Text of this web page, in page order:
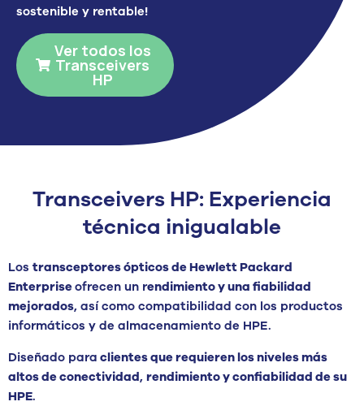
sostenible y rentable!
Ver todos los
Transceivers
HP
Transceivers HP: Experiencia
técnica inigualable
Los transceptores ópticos de Hewlett Packard
Enterpriseofrecen un rendimiento y una fiabilidad
mejorados, así como compatibilidad con los productos
informáticos y de almacenamiento de HPE.
Diseñado para clientes que requieren los niveles más
altos de conectividad, rendimiento y confiabilidad de su
HPE.